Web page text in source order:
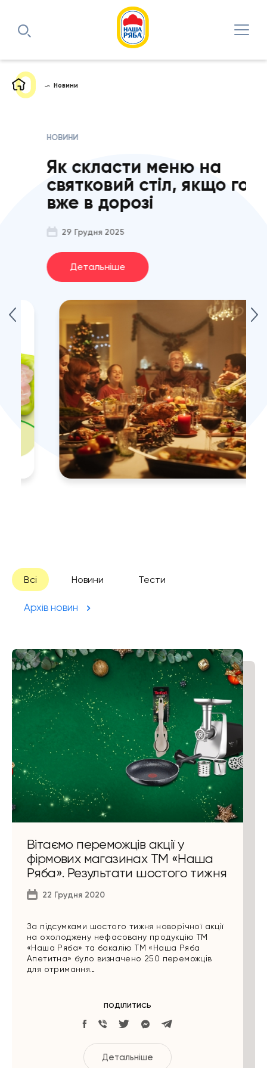
Новини
НОВИНИ
Як скласти меню на
святковий стіл, якщо гості
вже в дорозі
29 Грудня 2025
Детальніше
Всі Новини Тести
Архів новин
Вітаємо переможців акції у
фірмових магазинах ТМ «Наша
Ряба». Результати шостого тижня
22 Грудня 2020
За підсумками шостого тижня новорічної акції
на охолоджену нефасовану продукцію ТМ
«Наша Ряба» та бакалію ТМ «Наша Ряба
Апетитна» було визначено 250 переможців
для отримання…
Детальніше
ПОДІЛИТИСЬ